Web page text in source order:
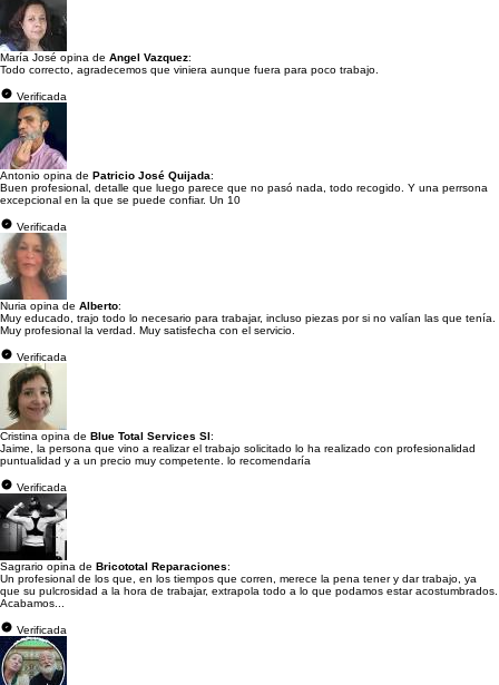
María José opina de Angel Vazquez:
Todo correcto, agradecemos que viniera aunque fuera para poco trabajo.
Verificada
Antonio opina de Patricio José Quijada:
Buen profesional, detalle que luego parece que no pasó nada, todo recogido. Y una perrsona
excepcional en la que se puede confiar. Un 10
Verificada
Nuria opina de Alberto:
Muy educado, trajo todo lo necesario para trabajar, incluso piezas por si no valían las que tenía.
Muy profesional la verdad. Muy satisfecha con el servicio.
Verificada
Cristina opina de Blue Total Services Sl:
Jaime, la persona que vino a realizar el trabajo solicitado lo ha realizado con profesionalidad
puntualidad y a un precio muy competente. lo recomendaría
Verificada
Sagrario opina de Bricototal Reparaciones:
Un profesional de los que, en los tiempos que corren, merece la pena tener y dar trabajo, ya
que su pulcrosidad a la hora de trabajar, extrapola todo a lo que podamos estar acostumbrados.
Acabamos...
Verificada